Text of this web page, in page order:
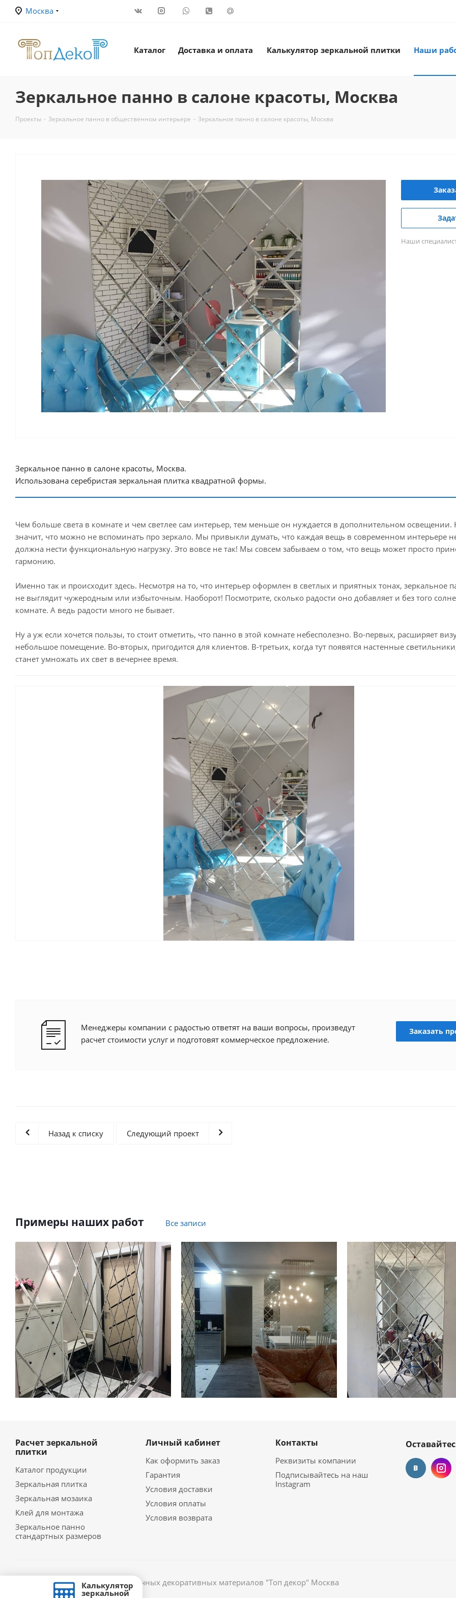
Москва
Каталог Доставка и оплата Калькулятор зеркальной плитки Наши
Зеркальное панно в салоне красоты, Москва
Проекты - Зеркальное панно в общественном интерьере - Зеркальное панно в салоне красоты, Москва
Наши
Зеркальное панно в салоне красоты, Москва.
Использована серебристая зеркальная плитка квадратной формы.
Чем больше света в комнате и чем светлее сам интерьер, тем меньше он нуждается в дополнительном освещении.
значит, что можно не вспоминать про зеркало. Мы привыкли думать, что каждая вещь в современном интерьере
должна нести функциональную нагрузку. Это вовсе не так! Мы совсем забываем о том, что вещь может просто
гармонию.
Именно так и происходит здесь. Несмотря на то, что интерьер оформлен в светлых и приятных тонах, зеркальное
не выглядит чужеродным или избыточным. Наоборот! Посмотрите, сколько радости оно добавляет и без того
комнате. А ведь радости много не бывает.
Ну а уж если хочется пользы, то стоит отметить, что панно в этой комнате небесполезно. Во-первых, расширяет
небольшое помещение. Во-вторых, пригодится для клиентов. В-третьих, когда тут появятся настенные
станет умножать их свет в вечернее время.
Менеджеры компании с радостью ответят на ваши вопросы, произведут
расчет стоимости услуг и подготовят коммерческое предложение.
Заказать
Назад к списку Следующий проект
Примеры наших работ Все записи
Расчет зеркальной
плитки
Каталог продукции
Зеркальная плитка
Зеркальная мозаика
Клей для монтажа
Зеркальное панно
стандартных размеров
Личный кабинет
Как оформить заказ
Гарантия
Условия доставки
Условия оплаты
Условия возврата
Контакты
Реквизиты компании
Подписывайтесь на наш
Instagram
2026 © Интернет-магазин отделочных декоративных материалов "Топ декор" Москва
Калькулятор
зеркальной